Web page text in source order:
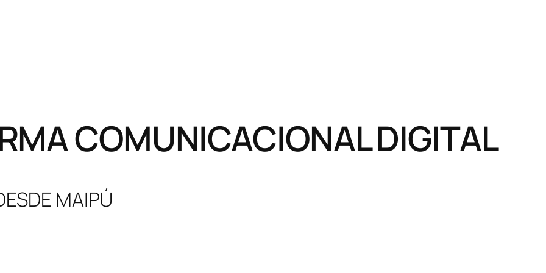
COMUNICACIONAL DIGITAL
MAIPÚ